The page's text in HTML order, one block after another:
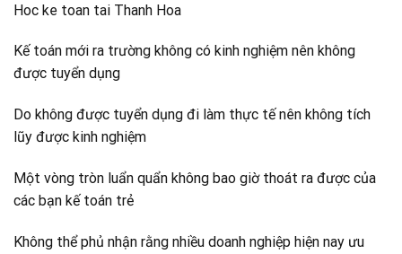
Hoc ke toan tai Thanh Hoa
Kế toán mới ra trường không có kinh nghiệm nên không
được tuyển dụng
Do không được tuyển dụng đi làm thực tế nên không tích
lũy được kinh nghiệm
Một vòng tròn luẩn quẩn không bao giờ thoát ra được của
các bạn kế toán trẻ
Không thể phủ nhận rằng nhiều doanh nghiệp hiện nay ưu